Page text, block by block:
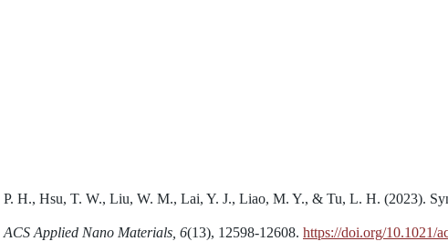
H., Hsu, T. W., Liu, W. M., Lai, Y. J., Liao, M. Y., & Tu, L. H. (2023).
ACS Applied Nano Materials, 6(13), 12598-12608. https://doi.org/10.1021/